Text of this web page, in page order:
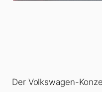
Der Volkswagen-